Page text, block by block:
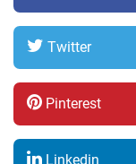
Twitter
Pinterest
Linkedin